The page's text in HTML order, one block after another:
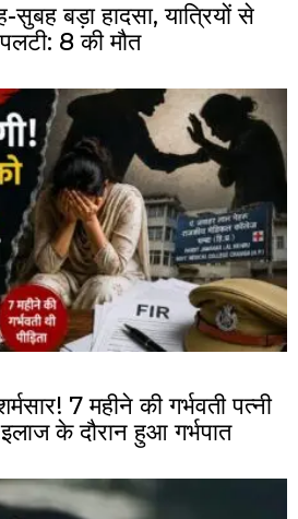
बड़ा हादसा, यात्रियों से
8 की मौत
7 महीने की गर्भवती पत्नी
के दौरान हुआ गर्भपात